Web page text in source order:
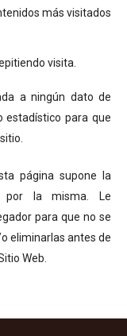
más visitados
visita.
a ningún dato de
estadístico para que
página supone la
por la misma. Le
para que no se
eliminarlas antes de
Web.